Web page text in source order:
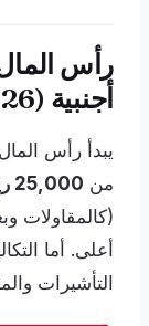
رأس
أجنبية (2026)
يبدأ رأس
من 25,000 ريال
(كالمقاولات
أعلى. أما
التأشيرات